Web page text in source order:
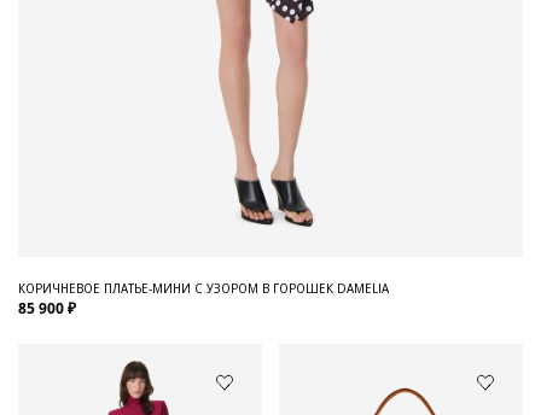
КОРИЧНЕВОЕ ПЛАТЬЕ-МИНИ С УЗОРОМ В ГОРОШЕК DAMELIA
85 900 ₽